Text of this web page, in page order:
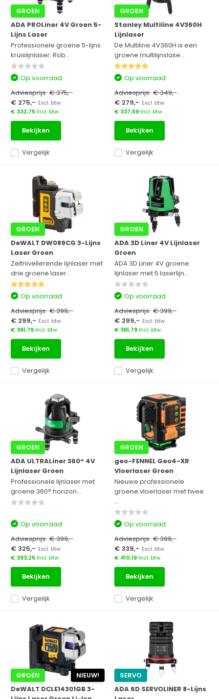
GROEN
ADA PROLiner 4V Groen 5-
Lijns Laser
Professionele groene 5-lijns
kruislijnlaser. Rob...
Vergelijk
Op voorraad
Adviesprijs: € 375,-
€ 275,- Excl. btw
€ 332,75Incl. btw
Bekijken
GROEN
Stanley Multiline 4V360H
Lijnlaser
De Multiline 4V360H is een
groene multilijnslase...
Vergelijk
Op voorraad
Adviesprijs: € 349,-
€ 279,- Excl. btw
€ 337,59Incl. btw
Bekijken
GROEN
DeWALT DW089CG 3-Lijns
Laser Groen
Zelfnivellerende lijnlaser met
drie groene laser...
Vergelijk
Op voorraad
Adviesprijs: € 399,-
€ 299,- Excl. btw
€ 361,79Incl. btw
Bekijken
GROEN
ADA 3D Liner 4V Lijnlaser
Groen
ADA 3D Liner 4V groene
lijnlaser met 5 laserlijn...
Vergelijk
Op voorraad
Adviesprijs: € 399,-
€ 299,- Excl. btw
€ 361,79Incl. btw
Bekijken
GROEN
ADA ULTRALiner 360° 4V
Lijnlaser Groen
Professionele lijnlaser met
groene 360° horizon...
Vergelijk
Op voorraad
Adviesprijs: € 399,-
€ 325,- Excl. btw
€ 393,25Incl. btw
Bekijken
GROEN
geo-FENNEL Geo4-XR
Vloerlaser Groen
Nieuwe professionele
groene vloerlaser met twee
...
Vergelijk
Op voorraad
Adviesprijs: € 399,-
€ 339,- Excl. btw
€ 410,19Incl. btw
Bekijken
GROEN
NIEUW!
DeWALT DCLE14301GB 3-
SERVO
ADA 6D SERVOLINER 8-Lijns